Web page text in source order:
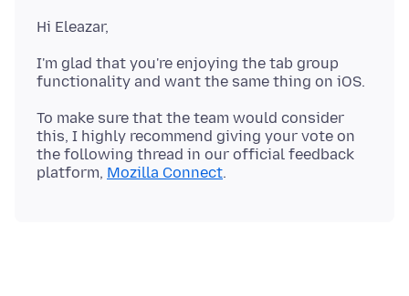
I'm glad that you're enjoying the tab group
To make sure that the team would consider
this, I highly recommend giving your vote on
the following thread in our official feedback
platform, Mozilla Connect